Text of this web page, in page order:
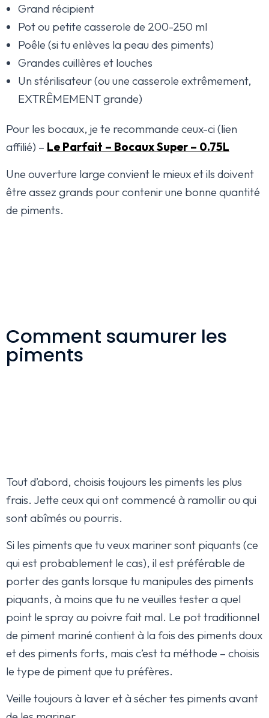
Grand récipient
Pot ou petite casserole de 200-250 ml
Poêle (si tu enlèves la peau des piments)
Grandes cuillères et louches
Un stérilisateur (ou une casserole extrêmement,
EXTRÊMEMENT grande)
Pour les bocaux, je te recommande ceux-ci (lien
affilié) – Le Parfait – Bocaux Super – 0.75L
Une ouverture large convient le mieux et ils doivent
être assez grands pour contenir une bonne quantité
de piments.
Comment saumurer les
piments
Tout d’abord, choisis toujours les piments les plus
frais. Jette ceux qui ont commencé à ramollir ou qui
sont abîmés ou pourris.
Si les piments que tu veux mariner sont piquants (ce
qui est probablement le cas), il est préférable de
porter des gants lorsque tu manipules des piments
piquants, à moins que tu ne veuilles tester a quel
point le spray au poivre fait mal. Le pot traditionnel
de piment mariné contient à la fois des piments doux
et des piments forts, mais c’est ta méthode – choisis
le type de piment que tu préfères.
Veille toujours à laver et à sécher tes piments avant